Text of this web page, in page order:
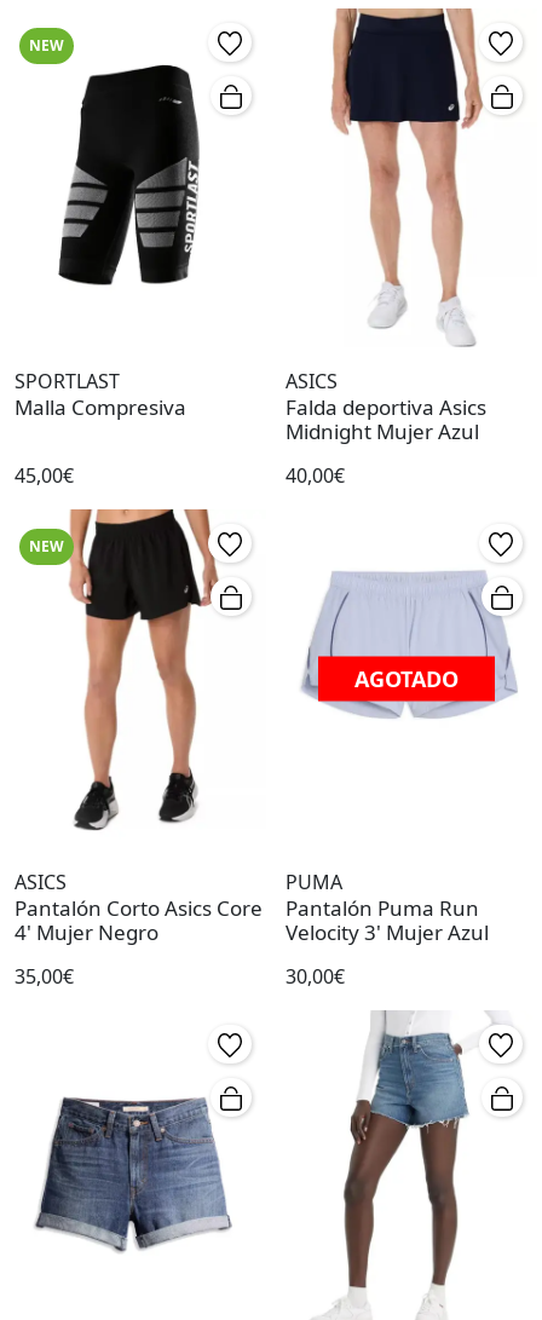
NEW
SPORTLAST
Malla Compresiva
45,00€
ASICS
Falda deportiva Asics
Midnight Mujer Azul
40,00€
NEW
ASICS
Pantalón Corto Asics Core
4' Mujer Negro
35,00€
AGOTADO
PUMA
Pantalón Puma Run
Velocity 3' Mujer Azul
30,00€